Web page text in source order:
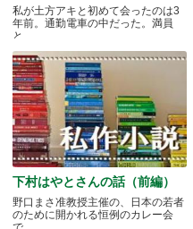
私が土方アキと初めて会ったのは3
年前。通勤電車の中だった。満員
と.....
下村はやとさんの話（前編）
野口まさ准教授主催の、日本の若者
のために開かれる恒例のカレー会